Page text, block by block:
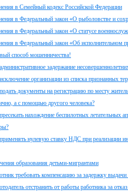
в Семейный кодекс Российской Федерации
в Федеральный закон «О рыболовстве и
в Федеральный закон «О статусе
в Федеральный закон «Об исполнительном
способ мошенничества!
задержание
организации из списка признанных
документы на регистрацию по месту
а с помощью другого человека?
нахождение беспилотных летательных
нулевую ставку НДС при реализации
образования детьми-мигрантами
требовать компенсацию за задержку
отстранить от работы работника за